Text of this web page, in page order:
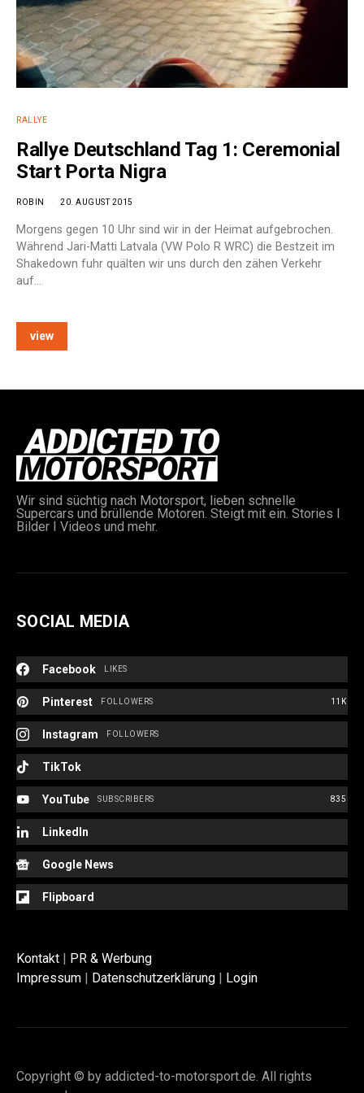
RALLYE
Rallye Deutschland Tag 1: Ceremonial
Start Porta Nigra
ROBIN 20. AUGUST 2015
Morgens gegen 10 Uhr sind wir in der Heimat aufgebrochen.
Während Jari-Matti Latvala (VW Polo R WRC) die Bestzeit im
Shakedown fuhr quälten wir uns durch den zähen Verkehr
auf…
view
Wir sind süchtig nach Motorsport, lieben schnelle
Supercars und brüllende Motoren. Steigt mit ein. Stories I
Bilder I Videos und mehr.
SOCIAL MEDIA
Facebook LIKES
Pinterest 11K
FOLLOWERS
Instagram FOLLOWERS
TikTok
YouTube 835
SUBSCRIBERS
LinkedIn
Google News
Flipboard
Kontakt | PR & Werbung
Impressum | Datenschutzerklärung | Login
Copyright © by addicted-to-motorsport.de. All rights